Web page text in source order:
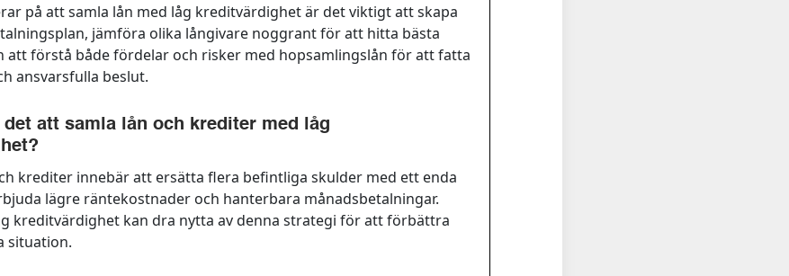
på att samla lån med låg kreditvärdighet är det viktigt att skapa
jämföra olika långivare noggrant för att hitta bästa
att förstå både fördelar och risker med hopsamlingslån för att fatta
ansvarsfulla beslut.
det att samla lån och krediter med låg
krediter innebär att ersätta flera befintliga skulder med ett enda
lägre räntekostnader och hanterbara månadsbetalningar.
kreditvärdighet kan dra nytta av denna strategi för att förbättra
situation.